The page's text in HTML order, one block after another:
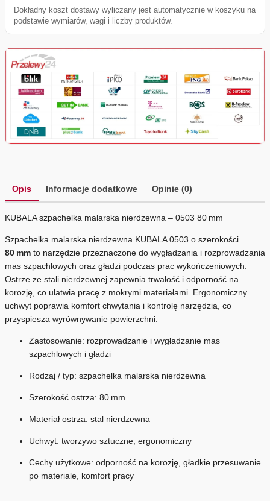
Dokładny koszt dostawy wyliczany jest automatycznie w koszyku na
podstawie wymiarów, wagi i liczby produktów.
Opis Informacje dodatkowe Opinie (0)
KUBALA szpachelka malarska nierdzewna – 0503 80 mm
Szpachelka malarska nierdzewna KUBALA 0503 o szerokości
80 mm to narzędzie przeznaczone do wygładzania i rozprowadzania
mas szpachlowych oraz gładzi podczas prac wykończeniowych.
Ostrze ze stali nierdzewnej zapewnia trwałość i odporność na
korozję, co ułatwia pracę z mokrymi materiałami. Ergonomiczny
uchwyt poprawia komfort chwytania i kontrolę narzędzia, co
przyspiesza wyrównywanie powierzchni.
Zastosowanie: rozprowadzanie i wygładzanie mas
szpachlowych i gładzi
Rodzaj / typ: szpachelka malarska nierdzewna
Szerokość ostrza: 80 mm
Materiał ostrza: stal nierdzewna
Uchwyt: tworzywo sztuczne, ergonomiczny
Cechy użytkowe: odporność na korozję, gładkie przesuwanie
po materiale, komfort pracy